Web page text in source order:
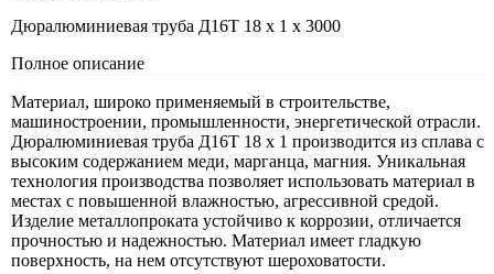
Дюралюминиевая труба Д16Т 18 х 1 х 3000
Полное описание
Материал, широко применяемый в строительстве,
машиностроении, промышленности, энергетической отрасли.
Дюралюминиевая труба Д16Т 18 х 1 производится из сплава с
высоким содержанием меди, марганца, магния. Уникальная
технология производства позволяет использовать материал в
местах с повышенной влажностью, агрессивной средой.
Изделие металлопроката устойчиво к коррозии, отличается
прочностью и надежностью. Материал имеет гладкую
поверхность, на нем отсутствуют шероховатости.